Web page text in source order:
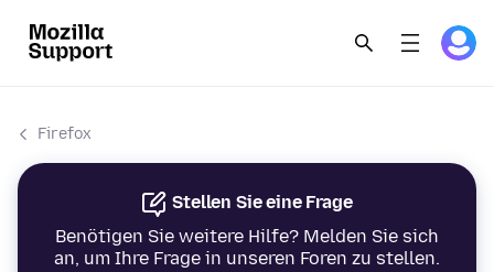
Firefox
Stellen Sie eine Frage
Benötigen Sie weitere Hilfe? Melden Sie sich
an, um Ihre Frage in unseren Foren zu stellen.